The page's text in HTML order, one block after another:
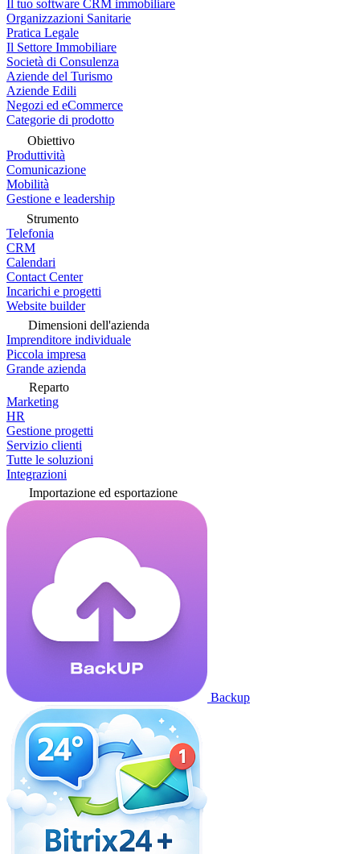
Il tuo software CRM immobiliare
Organizzazioni Sanitarie
Pratica Legale
Il Settore Immobiliare
Società di Consulenza
Aziende del Turismo
Aziende Edili
Negozi ed eCommerce
Categorie di prodotto
Obiettivo
Produttività
Comunicazione
Mobilità
Gestione e leadership
Strumento
Telefonia
CRM
Calendari
Contact Center
Incarichi e progetti
Website builder
Dimensioni dell'azienda
Imprenditore individuale
Piccola impresa
Grande azienda
Reparto
Marketing
HR
Gestione progetti
Servizio clienti
Tutte le soluzioni
Integrazioni
Importazione ed esportazione
Backup